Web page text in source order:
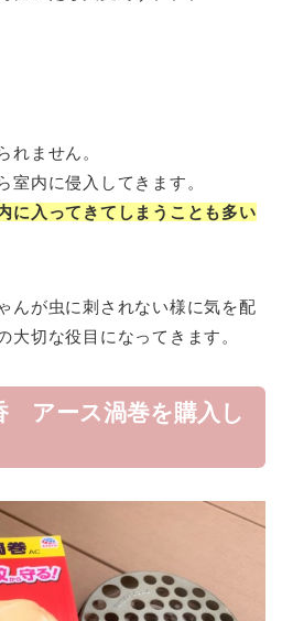
れません。
室内に侵入してきます。
に入ってきてしまうことも多い
んが虫に刺されない様に気を配
大切な役目になってきます。
アース渦巻を購入し